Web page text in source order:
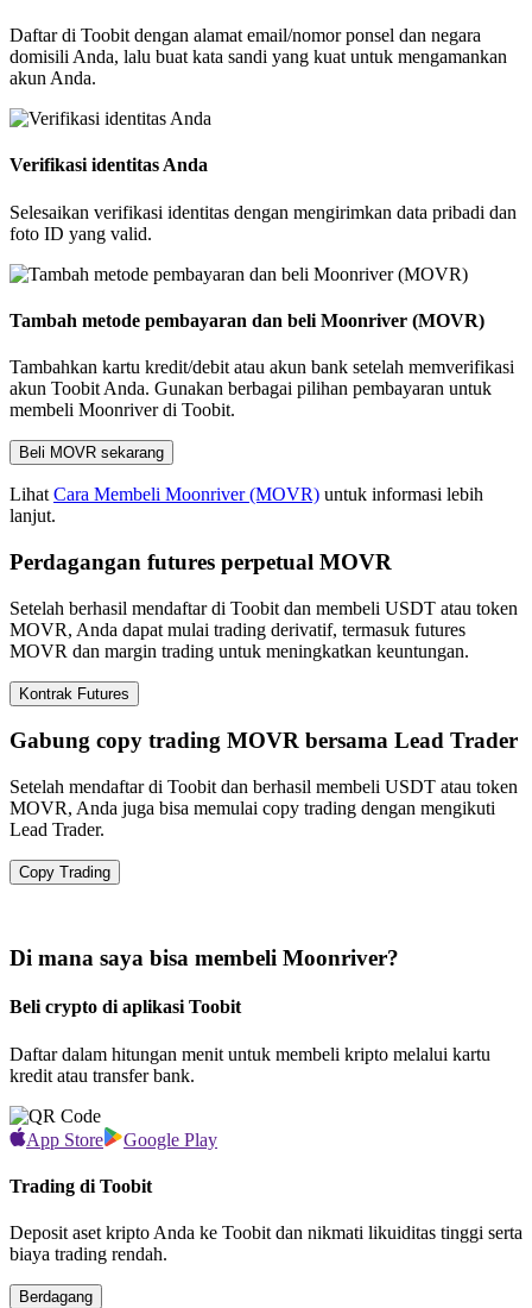
Daftar di Toobit dengan alamat email/nomor ponsel dan negara
domisili Anda, lalu buat kata sandi yang kuat untuk mengamankan
akun Anda.
Verifikasi identitas Anda
Selesaikan verifikasi identitas dengan mengirimkan data pribadi dan
foto ID yang valid.
Tambah metode pembayaran dan beli Moonriver (MOVR)
Tambahkan kartu kredit/debit atau akun bank setelah memverifikasi
akun Toobit Anda. Gunakan berbagai pilihan pembayaran untuk
membeli Moonriver di Toobit.
Beli MOVR sekarang
Lihat Cara Membeli Moonriver (MOVR) untuk informasi lebih
lanjut.
Perdagangan futures perpetual MOVR
Setelah berhasil mendaftar di Toobit dan membeli USDT atau token
MOVR, Anda dapat mulai trading derivatif, termasuk futures
MOVR dan margin trading untuk meningkatkan keuntungan.
Kontrak Futures
Gabung copy trading MOVR bersama Lead Trader
Setelah mendaftar di Toobit dan berhasil membeli USDT atau token
MOVR, Anda juga bisa memulai copy trading dengan mengikuti
Lead Trader.
Copy Trading
Di mana saya bisa membeli Moonriver?
Beli crypto di aplikasi Toobit
Daftar dalam hitungan menit untuk membeli kripto melalui kartu
kredit atau transfer bank.
App Store Google Play
Trading di Toobit
Deposit aset kripto Anda ke Toobit dan nikmati likuiditas tinggi serta
biaya trading rendah.
Berdagang